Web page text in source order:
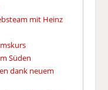
mit Heinz
Süden
dank neuem